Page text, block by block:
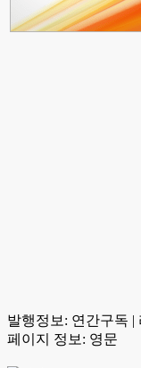
발행정보: 연간구독 |
페이지 정보: 영문